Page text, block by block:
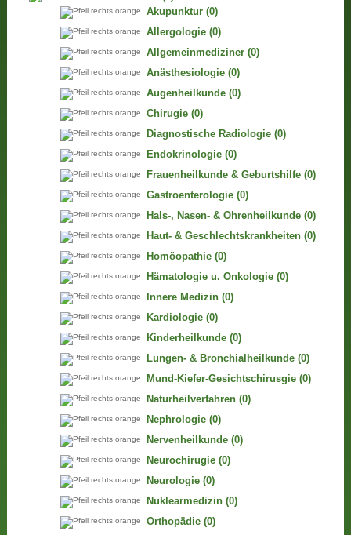
Akupunktur (0)
Allergologie (0)
Allgemeinmediziner (0)
Anästhesiologie (0)
Augenheilkunde (0)
Chirugie (0)
Diagnostische Radiologie (0)
Endokrinologie (0)
Frauenheilkunde & Geburtshilfe (0)
Gastroenterologie (0)
Hals-, Nasen- & Ohrenheilkunde (0)
Haut- & Geschlechtskrankheiten (0)
Homöopathie (0)
Hämatologie u. Onkologie (0)
Innere Medizin (0)
Kardiologie (0)
Kinderheilkunde (0)
Lungen- & Bronchialheilkunde (0)
Mund-Kiefer-Gesichtschirusgie (0)
Naturheilverfahren (0)
Nephrologie (0)
Nervenheilkunde (0)
Neurochirugie (0)
Neurologie (0)
Nuklearmedizin (0)
Orthopädie (0)